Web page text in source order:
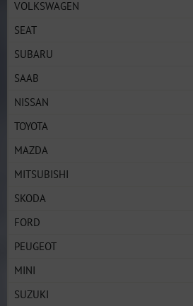
VOLKSWAGEN
SEAT
SUBARU
SAAB
NISSAN
TOYOTA
MAZDA
MITSUBISHI
SKODA
FORD
PEUGEOT
MINI
SUZUKI